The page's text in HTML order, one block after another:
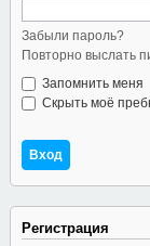
Забыли пароль?
Повторно выслать
Запомнить меня
Скрыть моё
Регистрация